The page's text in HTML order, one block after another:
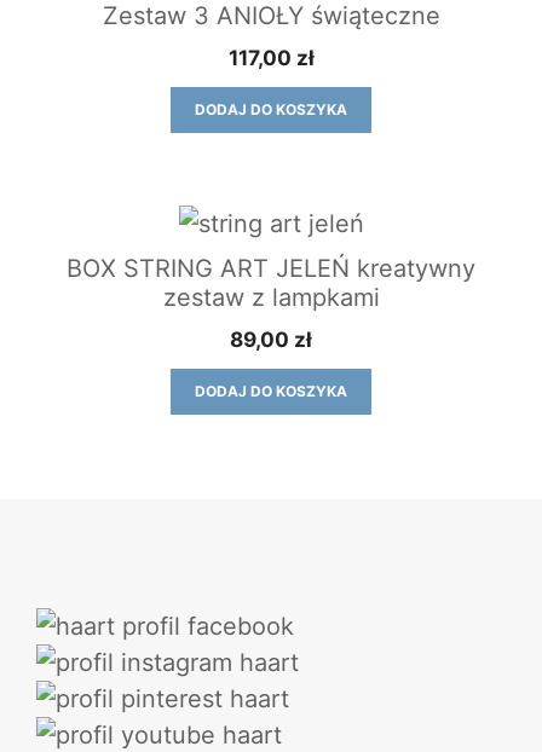
Zestaw 3 ANIOŁY świąteczne
117,00 zł
DODAJ DO KOSZYKA
BOX STRING ART JELEŃ kreatywny
zestaw z lampkami
89,00 zł
DODAJ DO KOSZYKA